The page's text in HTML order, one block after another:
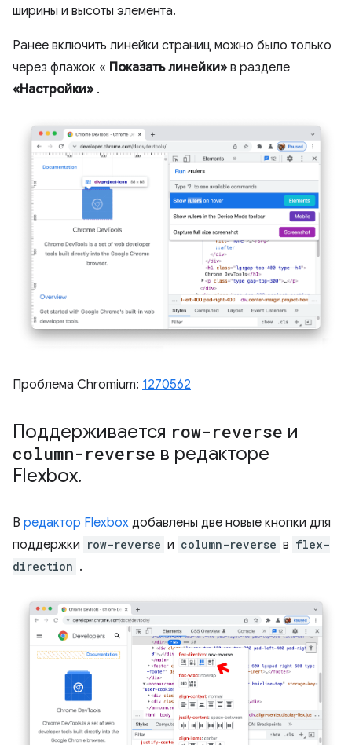
ширины и высоты элемента.
Ранее включить линейки страниц можно было только
через флажок « Показать линейки» в разделе
«Настройки» .
Проблема Chromium: 1270562
Поддерживается row-reverse и
column-reverse в редакторе
Flexbox.
В редактор Flexbox добавлены две новые кнопки для
поддержки row-reverse и column-reverse в flex-
direction .